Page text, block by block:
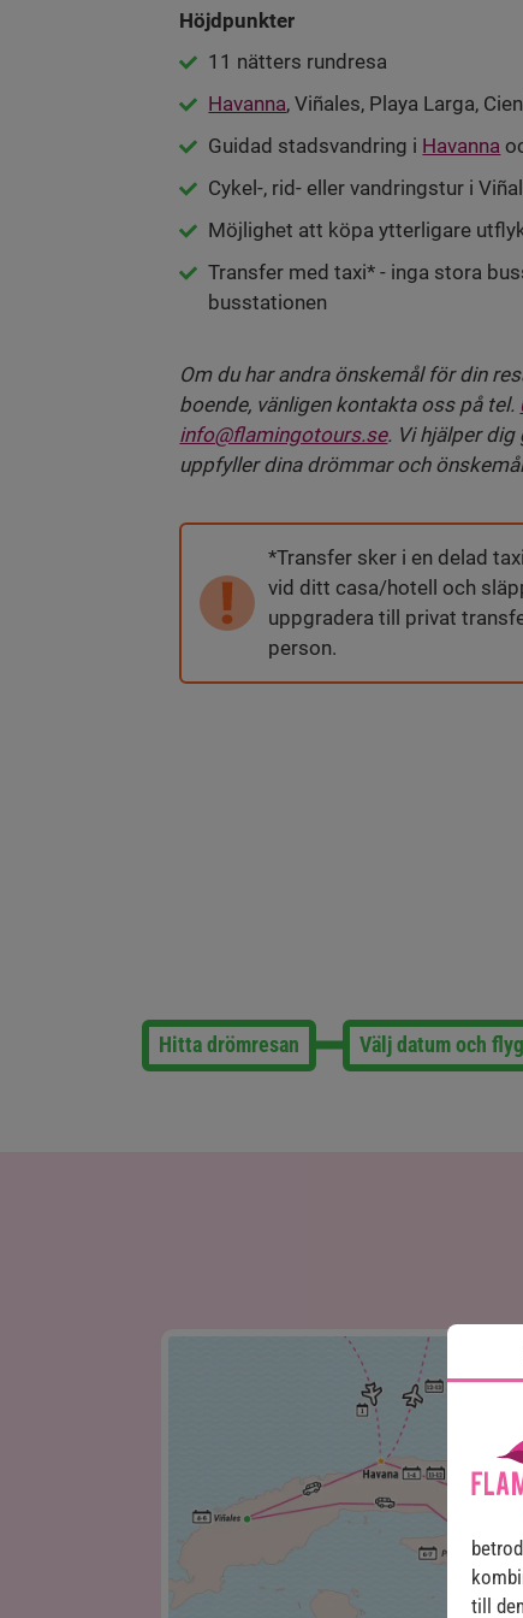
Höjdpunkter
11 nätters rundresa
Havanna, Viñales, Playa Larga,
Guidad stadsvandring i Havanna
Cykel-, rid- eller vandringstur i
Möjlighet att köpa ytterligare
Transfer med taxi* - inga stora
busstationen
Om du har andra önskemål för din
boende, vänligen kontakta oss på tel.
info@flamingotours.se. Vi hjälper
uppfyller dina drömmar och
*Transfer sker i en delad
vid ditt casa/hotell och
uppgradera till privat
person.
Hitta drömresan Välj datum och
till